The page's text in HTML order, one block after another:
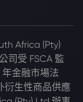
Africa (Pty)
司受 FSCA 監
金融市場法
衍生性商品供應